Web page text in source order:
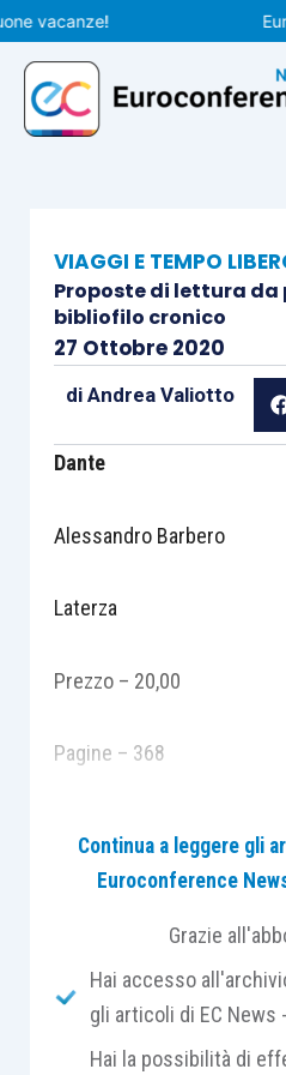
Vai
al
contenuto
VIAGGI E TEMPO
Proposte di lettura da
bibliofilo cronico
27 Ottobre 2020
di Andrea Valiotto
Dante
Alessandro Barbero
Laterza
Prezzo – 20,00
Pagine – 368
Questo il Dante che
storico in pagine di
l’uomo su cui, per la
già in vita, sappiamo
qualunque altro uomo di
lasciato la sua
significava, allora,
Continua a leggere gli
Euroconference
Grazie
Hai accesso
gli articoli di EC News
Hai la possibilità di